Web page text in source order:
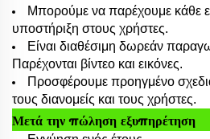
Μπορούμε να παρέχουμε κάθε
υποστήριξη στους χρήστες.
Είναι διαθέσιμη δωρεάν
Παρέχονται βίντεο και εικόνες.
Προσφέρουμε προηγμένο
τους διανομείς και τους χρήστες.
Μετά την πώληση εξυπηρέτηση